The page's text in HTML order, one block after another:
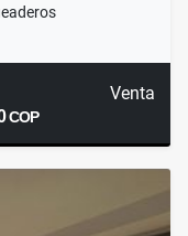
Venta
COP